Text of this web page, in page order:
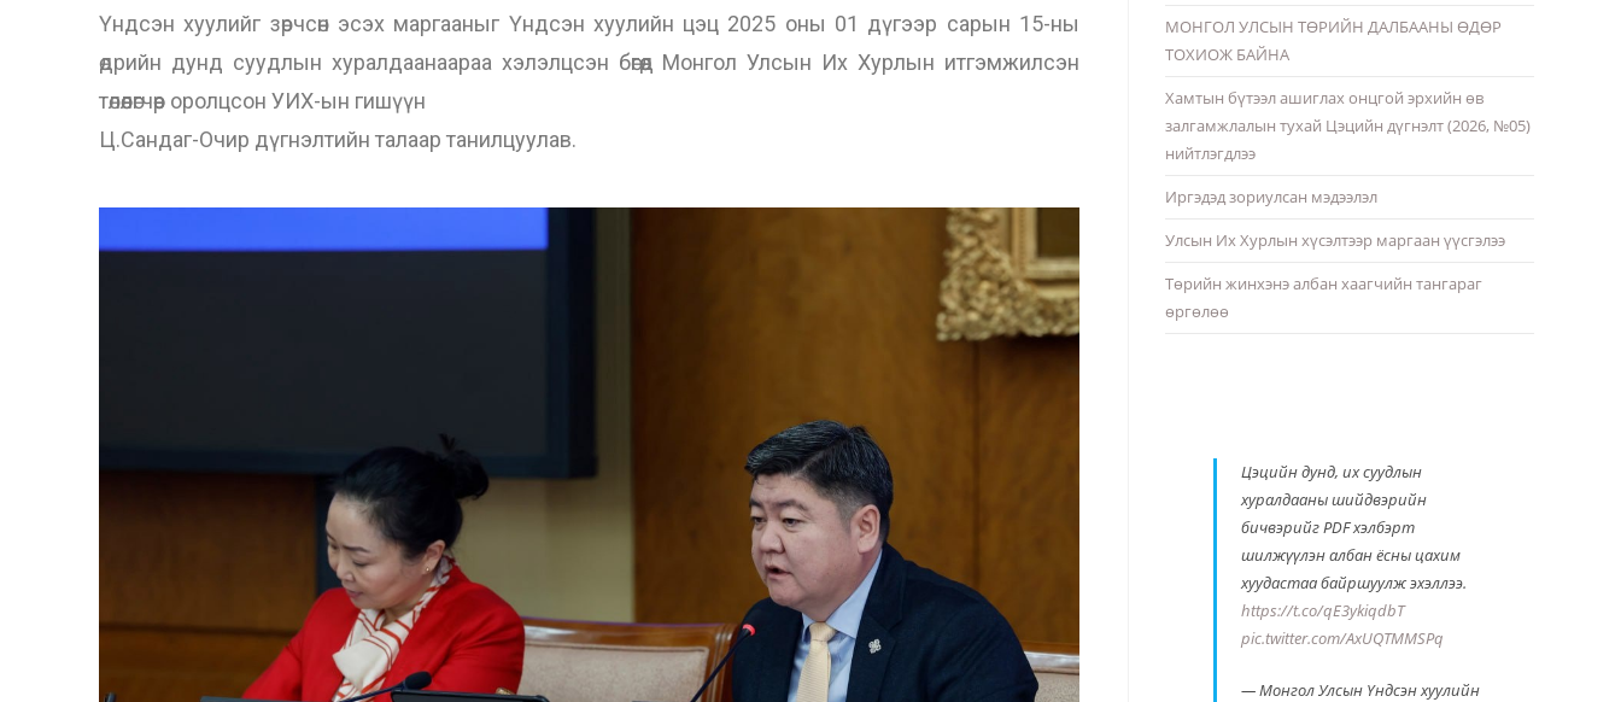
Үндсэн хуулийг зөрчсөн эсэх маргааныг Үндсэн хуулийн цэц 2025 оны 01 дүгээр сарын 15-ны
өдрийн дунд суудлын хуралдаанаараа хэлэлцсэн бөгөөд Монгол Улсын Их Хурлын итгэмжилсэн
төлөөлөгчөөр оролцсон УИХ-ын гишүүн
Ц.Сандаг-Очир дүгнэлтийн талаар танилцуулав.
МОНГОЛ УЛСЫН ТӨРИЙН ДАЛБААНЫ ӨДӨР
ТОХИОЖ БАЙНА
Хамтын бүтээл ашиглах онцгой эрхийн өв
залгамжлалын тухай Цэцийн дүгнэлт (2026, №05)
нийтлэгдлээ
Иргэдэд зориулсан мэдээлэл
Улсын Их Хурлын хүсэлтээр маргаан үүсгэлээ
Төрийн жинхэнэ албан хаагчийн тангараг
өргөлөө
Цэцийн дунд, их суудлын
хуралдааны шийдвэрийн
бичвэрийг PDF хэлбэрт
шилжүүлэн албан ёсны цахим
хуудастаа байршуулж эхэллээ.
https://t.co/qE3ykiqdbT
pic.twitter.com/AxUQTMMSPq
— Монгол Улсын Үндсэн хуулийн